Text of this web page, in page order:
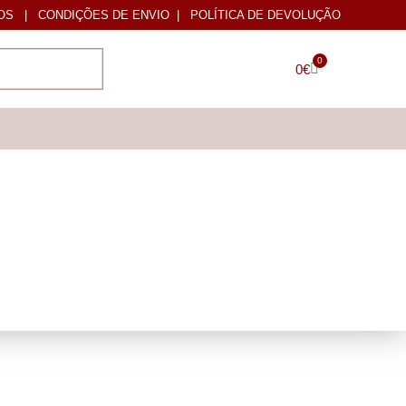
| CONDIÇÕES DE ENVIO | POLÍTICA DE DEVOLUÇÃO
0€
0